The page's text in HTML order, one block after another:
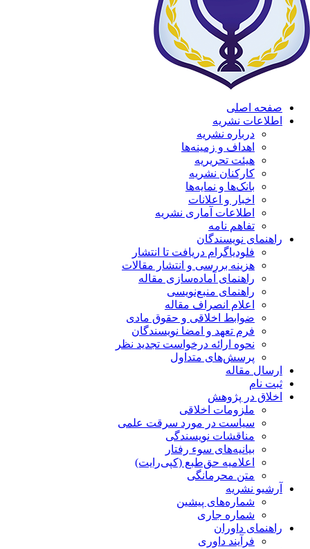
صفحه اصلی
اطلاعات نشریه
درباره نشریه
اهداف و زمینه‌ها
هیئت تحریریه
کارکنان نشریه
بانک‌ها و نمایه‌ها
اخبار و اعلانات
اطلاعات آماری نشریه
تفاهم نامه
راهنمای نویسندگان
فلودیاگرام دریافت تا انتشار
هزینه بررسی و انتشار مقالات
راهنمای آماده‌سازی مقاله
راهنمای منبع‌نویسی
اعلام انصراف مقاله
ضوابط اخلاقی و حقوق مادی
فرم تعهد و امضا نویسندگان
نحوه ارائه درخواست تجدید نظر
پرسش‌های متداول
ارسال مقاله
ثبت نام
اخلاق در پژوهش
ملزومات اخلاقی
سیاست در مورد سرقت علمی
مناقشات نویسندگی
بیانیه‌های سوء رفتار
اعلامیه حق‌طبع (کپی‌رایت)
متن محرمانگی
آرشیو نشریه
شماره‌های پیشین
شماره جاری
راهنمای داوران
فرآیند داوری